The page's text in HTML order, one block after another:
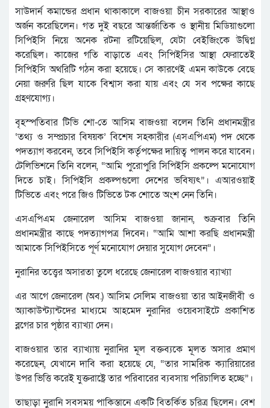
সাউদার্ন কমান্ডের প্রধান থাকাকালে বাজওয়া চীন সরকারের আস্থাও
অর্জন করেছিলেন। গত দুই বছরে আন্তর্জাতিক ও স্থানীয় মিডিয়াগুলো
সিপিইসি নিয়ে অনেক রটনা রটিয়েছিল, যেটা বেইজিংকে উদ্বিগ্ন
করেছিল। কাজের গতি বাড়াতে এবং সিপিইসির আস্থা ফেরাতেই
সিপিইসি অথরিটি গঠন করা হয়েছে। সে কারণেই এমন কাউকে বেছে
নেয়া জরুরি ছিল যাকে বিশ্বাস করা যায় এবং যে সব পক্ষের কাছে
গ্রহণযোগ্য।
বৃহস্পতিবার টিভি শো-তে আসিম বাজওয়া বলেন তিনি প্রধানমন্ত্রীর
‘তথ্য ও সম্প্রচার বিষয়ক’ বিশেষ সহকারীর (এসএপিএম) পদ থেকে
পদত্যাগ করবেন, তবে সিপিইসি কর্তৃপক্ষের দায়িত্ব পালন করে যাবেন।
টেলিভিশনে তিনি বলেন, “আমি পুরোপুরি সিপিইসি প্রকল্পে মনোযোগ
দিতে চাই। সিপিইসি প্রকল্পগুলো দেশের ভবিষ্যৎ”। এআরওয়াই
টিভিতে এবং পরে জিও টিভিতে টক শোতে অংশ নেন তিনি।
এসএপিএম জেনারেল আসিম বাজওয়া জানান, শুক্রবার তিনি
প্রধানমন্ত্রীর কাছে পদত্যাগপত্র দিবেন। “আমি আশা করছি প্রধানমন্ত্রী
আমাকে সিপিইসিতে পূর্ণ মনোযোগ দেয়ার সুযোগ দেবেন”।
নুরানির তত্ত্বের অসারতা তুলে ধরেছে জেনারেল বাজওয়ার ব্যাখ্যা
এর আগে জেনারেল (অব.) আসিম সেলিম বাজওয়া তার আইনজীবী ও
অ্যাকাউন্ট্যান্টদের মাধ্যমে আহমেদ নুরানির ওয়েবসাইটে প্রকাশিত
ব্লগের চার পৃষ্ঠার ব্যাখ্যা দেন।
বাজওয়ার তার ব্যাখ্যায় নুরানির মূল বক্তব্যকে মূলত অসার প্রমাণ
করেছেন, যেখানে দাবি করা হয়েছে যে, “তার সামরিক ক্যারিয়ারের
উপর ভিত্তি করেই যুক্তরাষ্ট্রে তার পরিবারের ব্যবসায় পরিচালিত হচ্ছে”।
তাছাড়া নুরানি সবসময় পাকিস্তানে একটি বিতর্কিত চরিত্র ছিলেন। বেশ